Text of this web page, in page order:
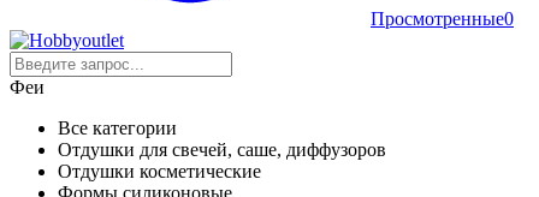
Просмотренные0
Феи
Все категории
Отдушки для свечей, саше, диффузоров
Отдушки косметические
Формы силиконовые